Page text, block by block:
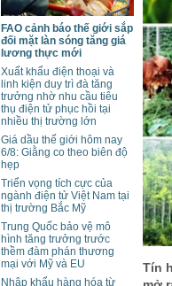
Tín
FAO cảnh báo thế giới sắp
đối mặt làn sóng tăng giá
lương thực mới
Xuất khẩu điện thoại và
linh kiện duy trì đà tăng
trưởng nhờ nhu cầu tiêu
thụ điện tử phục hồi tại
nhiều thị trường lớn
Giá dầu thế giới hôm nay
6/8: Giằng co theo biên độ
hẹp
Triển vọng tích cực của
ngành điện tử Việt Nam tại
thị trường Bắc Mỹ
Trung Quốc bảo vệ mô
hình tăng trưởng trước
thềm đàm phán thương
mại với Mỹ và EU
Nhập khẩu hàng hóa từ